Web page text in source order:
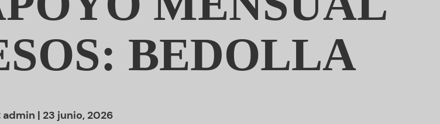
BEDOLLA
admin | 23 junio, 2026